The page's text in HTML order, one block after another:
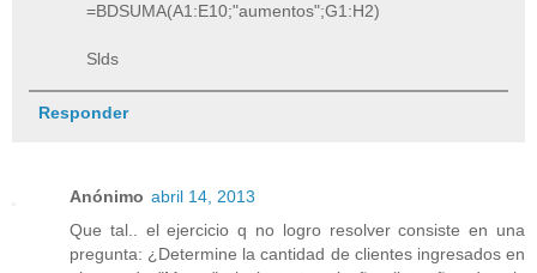
=BDSUMA(A1:E10;"aumentos";G1:H2)
Slds
Responder
Anónimo abril 14, 2013
Que tal.. el ejercicio q no logro resolver consiste en una
pregunta: ¿Determine la cantidad de clientes ingresados en